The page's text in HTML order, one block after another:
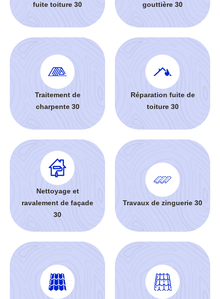
fuite toiture 30
gouttière 30
Traitement de
charpente 30
Réparation fuite de
toiture 30
Nettoyage et
ravalement de façade
30
Travaux de zinguerie 30